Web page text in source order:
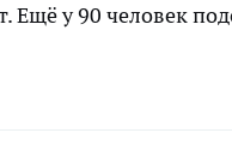
Ещё у 90 человек